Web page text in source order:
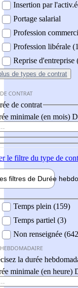
Insertion par
Portage salarial
Profession
Profession libérale
Reprise d'entreprise
de types de contrat
CONTRAT
de contrat
minimale (en mois)
le filtre du type de
filtres de Durée hebdo
Temps plein (159)
Temps partiel (3)
Non renseignée
la durée
minimale (en heure)